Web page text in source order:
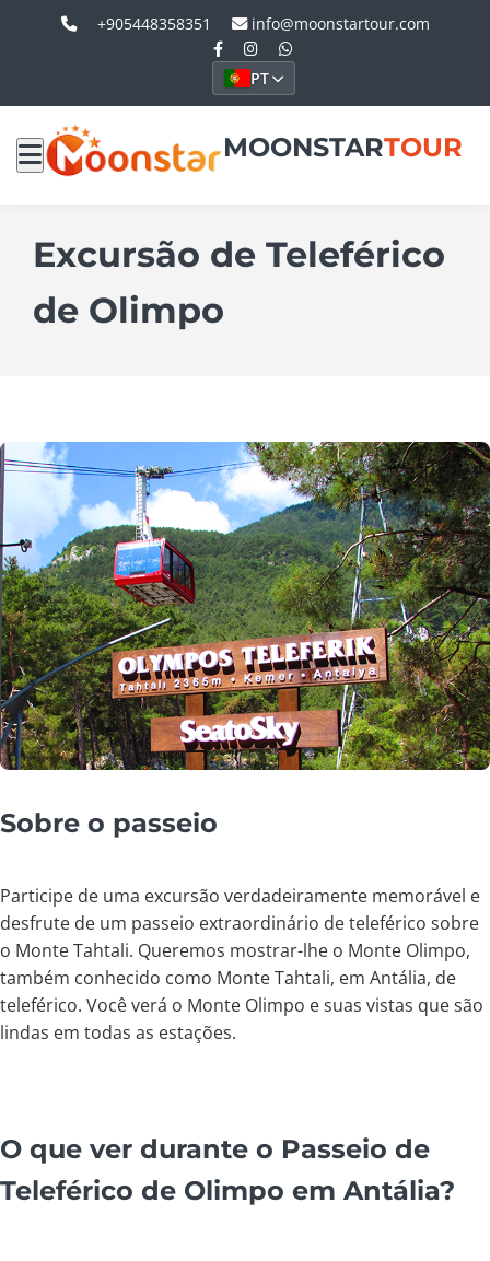
+905448358351 info@moonstartour.com
PT
MOONSTARTOUR
Excursão de Teleférico
de Olimpo
Sobre o passeio
Participe de uma excursão verdadeiramente memorável e
desfrute de um passeio extraordinário de teleférico sobre
o Monte Tahtali. Queremos mostrar-lhe o Monte Olimpo,
também conhecido como Monte Tahtali, em Antália, de
teleférico. Você verá o Monte Olimpo e suas vistas que são
lindas em todas as estações.
O que ver durante o Passeio de
Teleférico de Olimpo em Antália?